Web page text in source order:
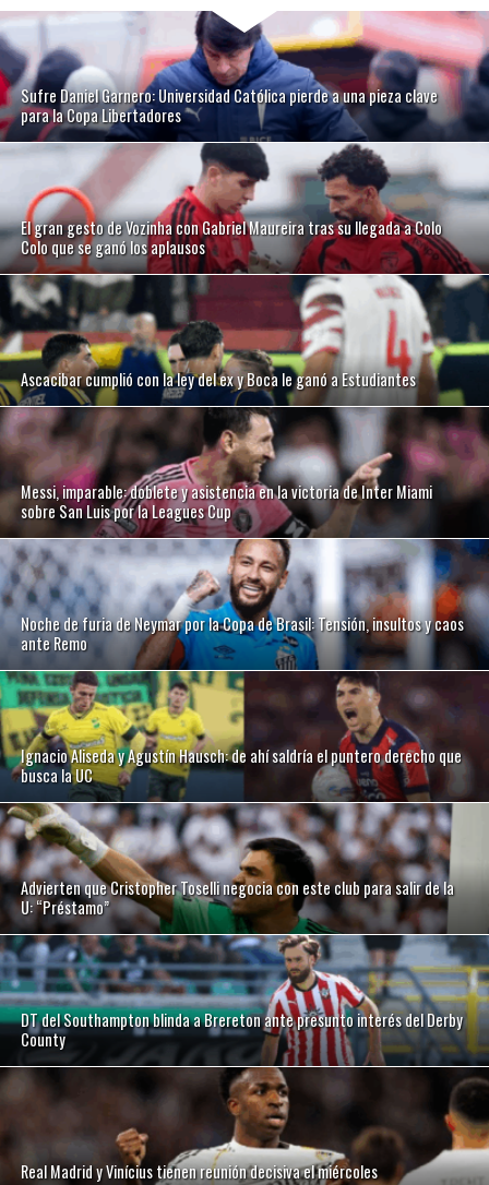
Sufre Daniel Garnero: Universidad Católica pierde a una pieza clave
para la Copa Libertadores
El gran gesto de Vozinha con Gabriel Maureira tras su llegada a Colo
Colo que se ganó los aplausos
Ascacibar cumplió con la ley del ex y Boca le ganó a Estudiantes
Messi, imparable: doblete y asistencia en la victoria de Inter Miami
sobre San Luis por la Leagues Cup
Noche de furia de Neymar por la Copa de Brasil: Tensión, insultos y caos
ante Remo
Ignacio Aliseda y Agustín Hausch: de ahí saldría el puntero derecho que
busca la UC
Advierten que Cristopher Toselli negocia con este club para salir de la
U: “Préstamo”
DT del Southampton blinda a Brereton ante presunto interés del Derby
County
Real Madrid y Vinícius tienen reunión decisiva el miércoles